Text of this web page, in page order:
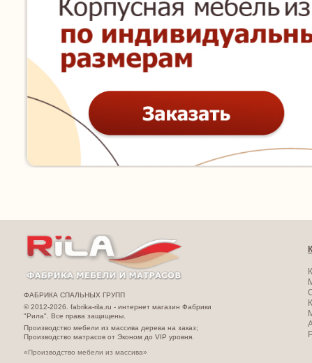
ФАБРИКА СПАЛЬНЫХ ГРУПП
© 2012-2026. fabrika-rila.ru - интернет магазин Фабрики
"Рила". Все права защищены.
Производство мебели из массива дерева на заказ;
Производство матрасов от Эконом до VIP уровня.
«Производство мебели из массива»